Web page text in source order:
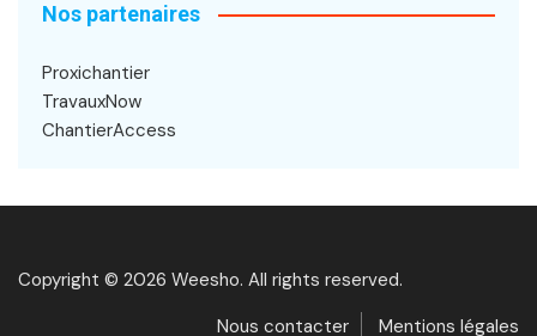
Nos partenaires
Proxichantier
TravauxNow
ChantierAccess
Copyright © 2026 Weesho. All rights reserved.
Nous contacter
Mentions légales